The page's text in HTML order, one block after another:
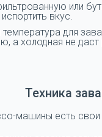
или
вкус.
температура для
а холодная не
Техника
машины есть свои